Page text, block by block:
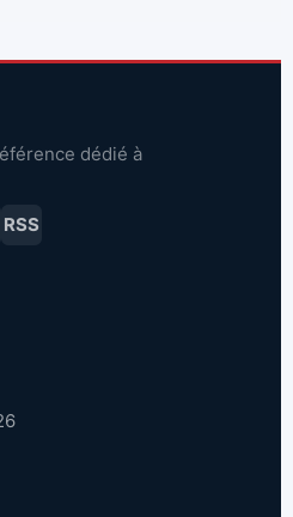
dédié à
RSS